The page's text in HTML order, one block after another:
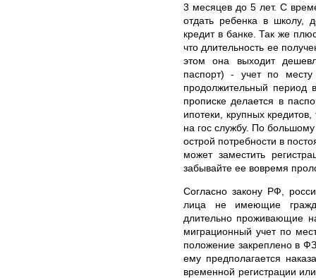
3 месяцев до 5 лет. С
отдать ребенка в школу,
кредит в банке. Так же
что длительность ее
этом она выходит
паспорт) - учет по месту
продолжительный
прописке делается в
ипотеки, крупных
на гос службу. По
острой потребности в
может заместить
забывайте ее вовремя
Согласно закону РФ,
лица не имеющие
длительно проживающие
миграционный учет по
положение закреплено в
ему предполагается
временной регистрации